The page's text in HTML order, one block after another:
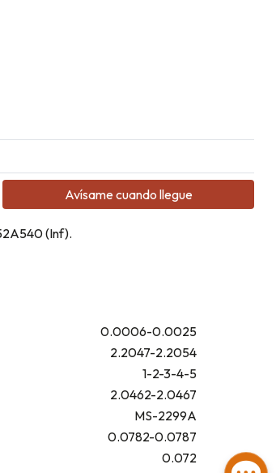
Avísame cuando llegue
(Inf).
0.0006-0.0025
2.2047-2.2054
1-2-3-4-5
2.0462-2.0467
MS-2299A
0.0782-0.0787
0.072